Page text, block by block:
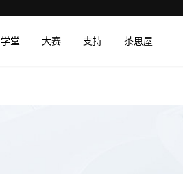
学堂 大赛 支持 茶思屋